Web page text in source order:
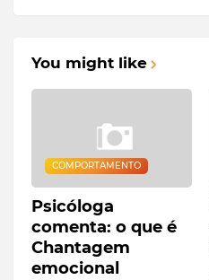
You might like
COMPORTAMENTO
Psicóloga
comenta: o que é
Chantagem
emocional